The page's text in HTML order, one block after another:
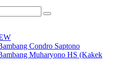
Condro Saptono
Muharyono HS (Kakek